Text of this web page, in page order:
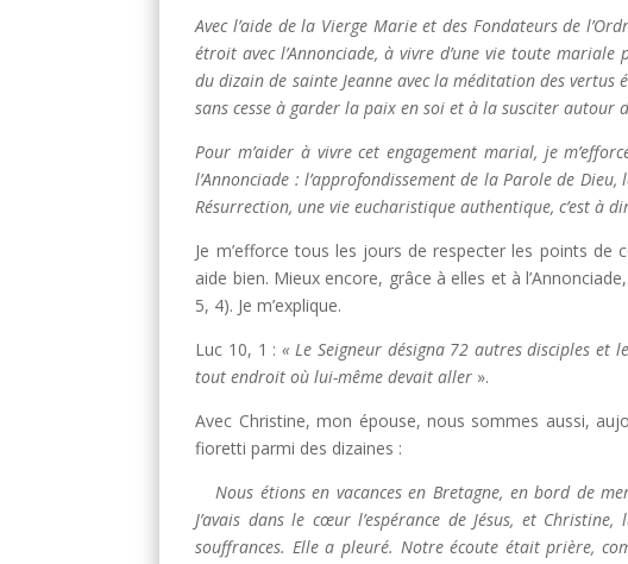
Avec l’aide de la Vierge Marie et des Fondateurs de
étroit avec l’Annonciade, à vivre d’une vie toute
du dizain de sainte Jeanne avec la méditation des vertus
sans cesse à garder la paix en soi et à la susciter autour
Pour m’aider à vivre cet engagement marial, je
l’Annonciade : l’approfondissement de la Parole de
Résurrection, une vie eucharistique authentique, c’est à
Je m’efforce tous les jours de respecter les points de
aide bien. Mieux encore, grâce à elles et à
5, 4). Je m’explique.
Luc 10, 1 : « Le Seigneur désigna 72 autres disciples et
tout endroit où lui-même devait aller ».
Avec Christine, mon épouse, nous sommes aussi,
fioretti parmi des dizaines :
Nous étions en vacances en Bretagne, en bord de
J’avais dans le cœur l’espérance de Jésus, et
souffrances. Elle a pleuré. Notre écoute était prière,